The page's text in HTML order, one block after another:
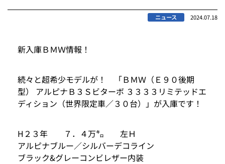
ニュース 2024.07.18
新入庫ＢＭＷ情報！
続々と超希少モデルが！ 「ＢＭＷ（Ｅ９０後期
型） アルピナＢ３Ｓビターボ ３３３３リミテッドエ
ディション（世界限定車／３０台）」が入庫です！
H２３年 ７．４万㌔ 左Ｈ
アルピナブルー／シルバーデコライン
ブラック&グレーコンビレザー内装